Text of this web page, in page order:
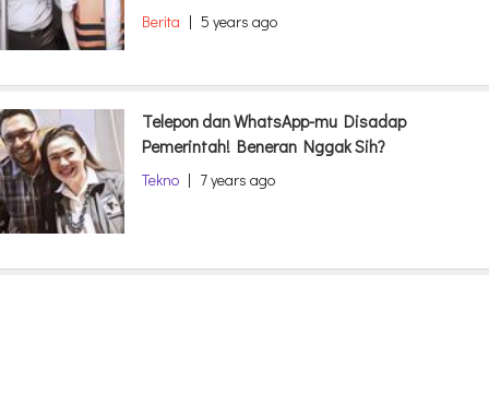
Berita | 5 years ago
Telepon dan WhatsApp-mu Disadap
Pemerintah! Beneran Nggak Sih?
Tekno | 7 years ago